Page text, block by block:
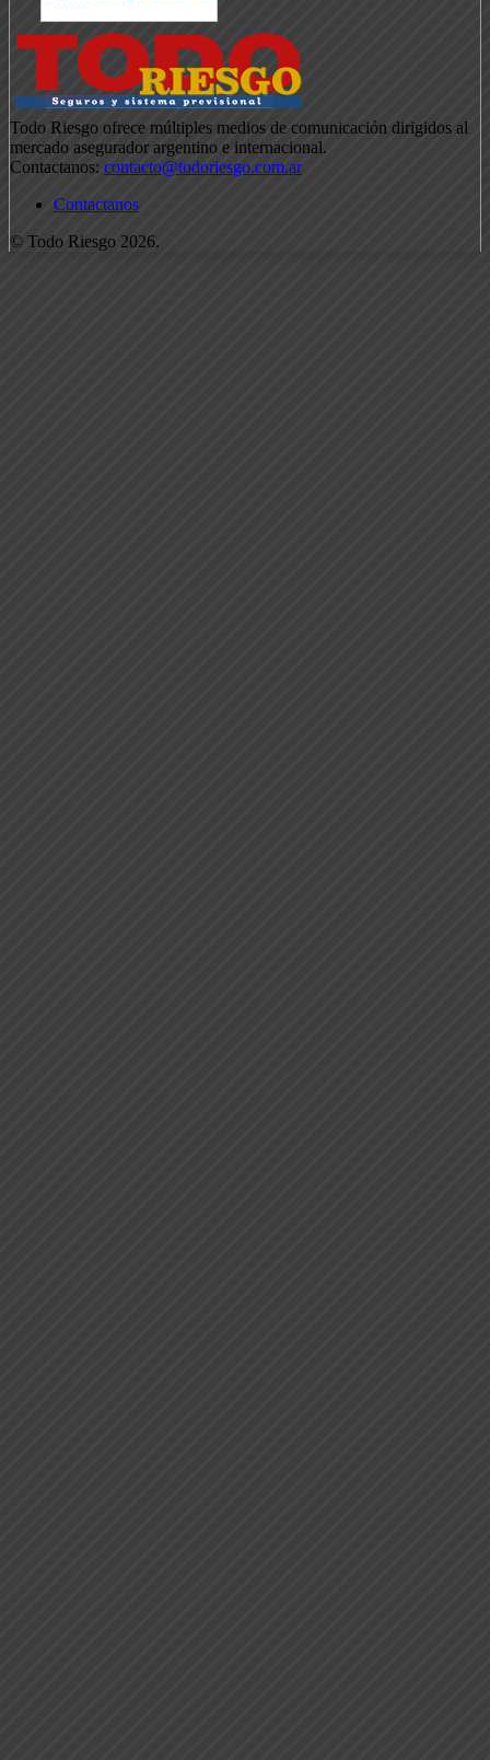
Todo Riesgo ofrece múltiples medios de comunicación dirigidos al
mercado asegurador argentino e internacional.
Contactanos: contacto@todoriesgo.com.ar
Contactanos
© Todo Riesgo 2026.